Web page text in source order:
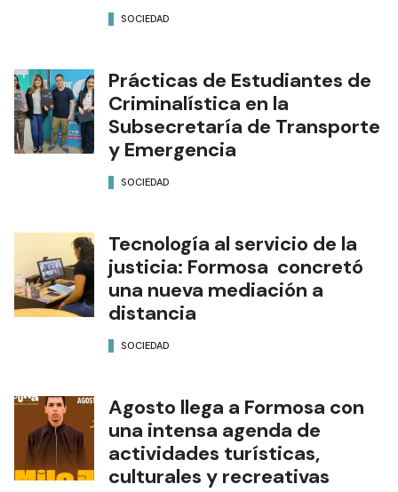
SOCIEDAD
Prácticas de Estudiantes de
Criminalística en la
Subsecretaría de Transporte
y Emergencia
SOCIEDAD
Tecnología al servicio de la
justicia: Formosa concretó
una nueva mediación a
distancia
SOCIEDAD
Agosto llega a Formosa con
una intensa agenda de
actividades turísticas,
culturales y recreativas